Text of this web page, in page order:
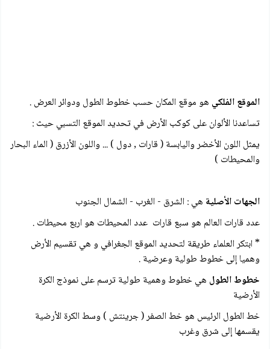
الموقع الفلكي هو موقع المكان حسب خطوط الطول ودوائر العرض .
تساعدنا الألوان على كوكب الأرض في تحديد الموقع التسبي حيث :
يمثل اللون الأخضر واليابسة ( قارات , دول ) ... واللون الأزرق ( الماء البحار
والمحيطات )
الجهات الأصلية هي : الشرق - الغرب - الشمال الجنوب
عدد قارات العالم هو سبع قارات عدد المحيطات هو اربع محيطات .
* ابتكر العلماء طريقة لتحديد الموقع الجغرافي و هي تقسيم الأرض
وهميا إلى خطوط طولية وعرضية .
خطوط الطول هي خطوط وهمية طولية ترسم على نموذج الكرة
الأرضية
خط الطول الرئيس هو خط الصفر ( جرينتش ) وسط الكرة الأرضية
يقسمها إلى شرق وغرب